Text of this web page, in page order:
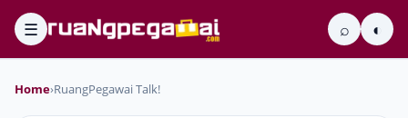
☰ ⌕ ◐
Home›RuangPegawai Talk!